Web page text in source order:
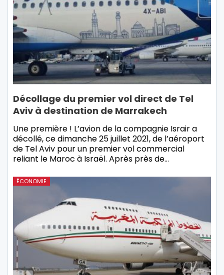
Décollage du premier vol direct de Tel
Aviv à destination de Marrakech
Une première ! L’avion de la compagnie Israir a
décollé, ce dimanche 25 juillet 2021, de l’aéroport
de Tel Aviv pour un premier vol commercial
reliant le Maroc à Israël. Après près de…
ÉCONOMIE